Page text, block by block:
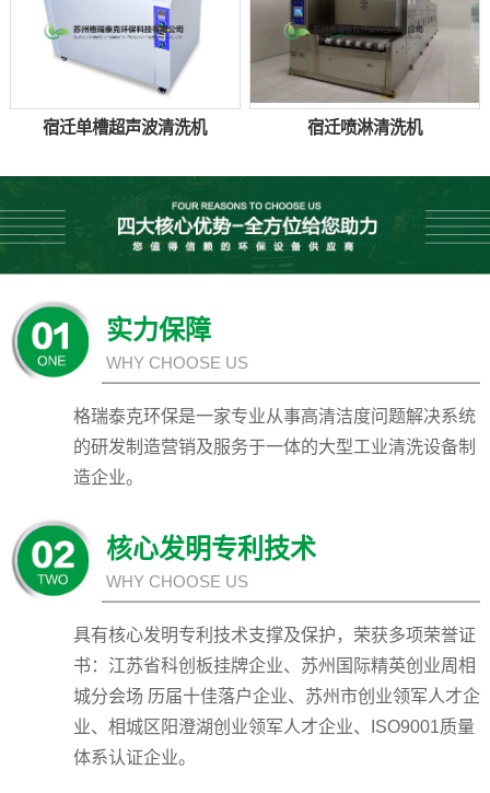
宿迁单槽超声波清洗机 宿迁喷淋清洗机
实力保障
WHY CHOOSE US
格瑞泰克环保是一家专业从事高清洁度问题解决系统
的研发制造营销及服务于一体的大型工业清洗设备制
造企业。
核心发明专利技术
WHY CHOOSE US
具有核心发明专利技术支撑及保护，荣获多项荣誉证
书：江苏省科创板挂牌企业、苏州国际精英创业周相
城分会场 历届十佳落户企业、苏州市创业领军人才企
业、相城区阳澄湖创业领军人才企业、ISO9001质量
体系认证企业。